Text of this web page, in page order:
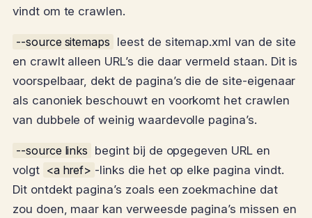
vindt om te crawlen.
--source sitemaps leest de sitemap.xml van de site
en crawlt alleen URL’s die daar vermeld staan. Dit is
voorspelbaar, dekt de pagina’s die de site-eigenaar
als canoniek beschouwt en voorkomt het crawlen
van dubbele of weinig waardevolle pagina’s.
--source links begint bij de opgegeven URL en
volgt <a href> -links die het op elke pagina vindt.
Dit ontdekt pagina’s zoals een zoekmachine dat
zou doen, maar kan verweesde pagina’s missen en